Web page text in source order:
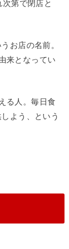
第で閉店と
お店の名前。
来となってい
る人。毎日食
よう、という